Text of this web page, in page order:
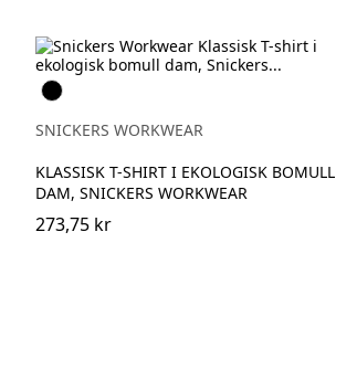
Svart
SNICKERS WORKWEAR
KLASSISK T-SHIRT I EKOLOGISK BOMULL
DAM, SNICKERS WORKWEAR
273,75 kr